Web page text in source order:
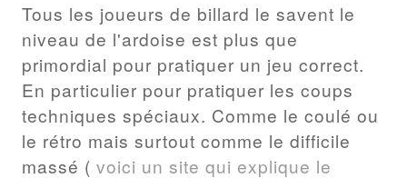
Tous les joueurs de billard le savent le
niveau de l'ardoise est plus que
primordial pour pratiquer un jeu correct.
En particulier pour pratiquer les coups
techniques spéciaux. Comme le coulé ou
le rétro mais surtout comme le difficile
massé ( voici un site qui explique le